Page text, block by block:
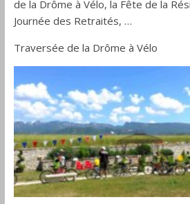
de la Drôme à Vélo, la Fête de la
Journée des Retraités, …
Traversée de la Drôme à Vélo